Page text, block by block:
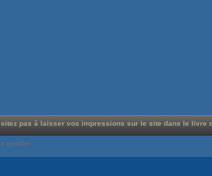
pas à laisser vos impressions sur le site dans le livre
gauche